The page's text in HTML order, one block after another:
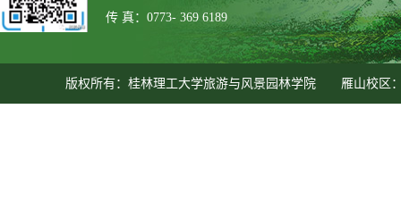
传 真：0773- 369 6189
版权所有：桂林理工大学旅游与风景园林学院 雁山校区